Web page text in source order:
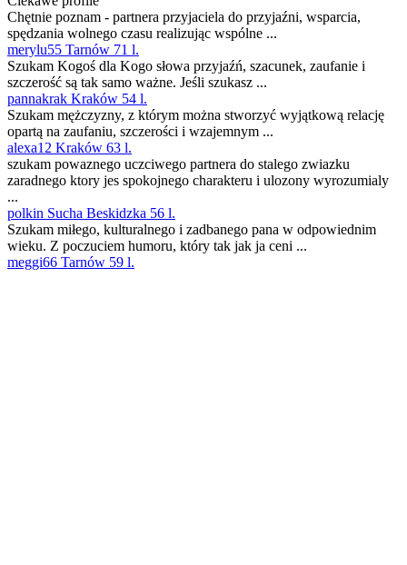
Chętnie poznam - partnera przyjaciela do przyjaźni, wsparcia,
spędzania wolnego czasu realizując wspólne ...
merylu55 Tarnów 71 l.
Szukam Kogoś dla Kogo słowa przyjaźń, szacunek, zaufanie i
szczerość są tak samo ważne. Jeśli szukasz ...
pannakrak Kraków 54 l.
Szukam mężczyzny, z którym można stworzyć wyjątkową relację
opartą na zaufaniu, szczerości i wzajemnym ...
alexa12 Kraków 63 l.
szukam powaznego uczciwego partnera do stalego zwiazku
zaradnego ktory jes spokojnego charakteru i ulozony wyrozumialy
...
polkin Sucha Beskidzka 56 l.
Szukam miłego, kulturalnego i zadbanego pana w odpowiednim
wieku. Z poczuciem humoru, który tak jak ja ceni ...
meggi66 Tarnów 59 l.